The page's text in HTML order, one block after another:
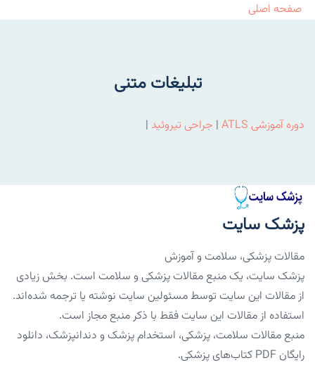
صفحه اصلی
تبلیغات متنی
دوره آموزشی ATLS | جراحی تیروئید |
پزشک سایت
مقالات پزشکی، سلامت و آموزش
پزشک سایت، یک منبع مقالات پزشکی و سلامت است. بخش زیادی
از مقالات این سایت توسط مسئولین سایت نوشته یا ترجمه شده‌اند.
استفاده از مقالات این سایت فقط با ذکر منبع مجاز است.
منبع مقالات سلامت، پزشکی، استخدام پزشک و دندانپزشک، دانلود
رایگان PDF کتاب‌های پزشکی.